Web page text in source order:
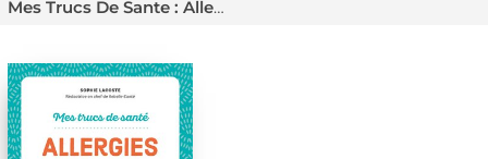
Mes Trucs De Sante : Allergies, Rhume Des Foins, Eczema, Etc.